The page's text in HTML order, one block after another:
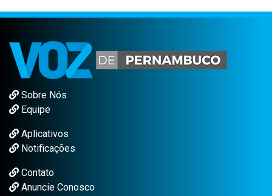
Sobre Nós
Equipe
Aplicativos
Notificações
Contato
Anuncie Conosco